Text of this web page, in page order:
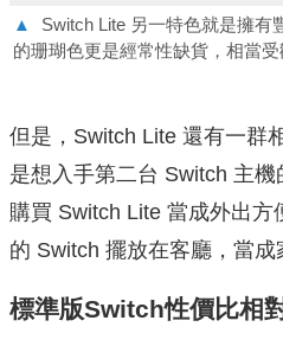
▲
Switch Lite 另一特色就是擁有
的珊瑚色更是經常性缺貨，相當受
但是，Switch Lite 還有一群
是想入手第二台 Switch 主
購買 Switch Lite 當成外出方
的 Switch 擺放在客廳，當成
標準版Switch性價比相